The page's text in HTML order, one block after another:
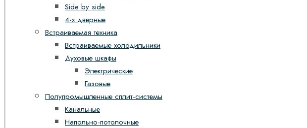
Side by side
4-х дверные
Встраиваемая техника
Встраиваемые холодильники
Духовые шкафы
Электрические
Газовые
Полупромышленные сплит-системы
Канальные
Напольно-потолочные